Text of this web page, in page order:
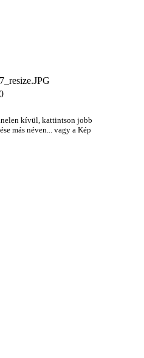
kívül, kattintson jobb
más néven... vagy a Kép